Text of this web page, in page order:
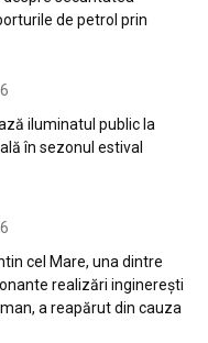
de petrol prin
iluminatul public la
în sezonul estival
cel Mare, una dintre
realizări inginerești
a reapărut din cauza